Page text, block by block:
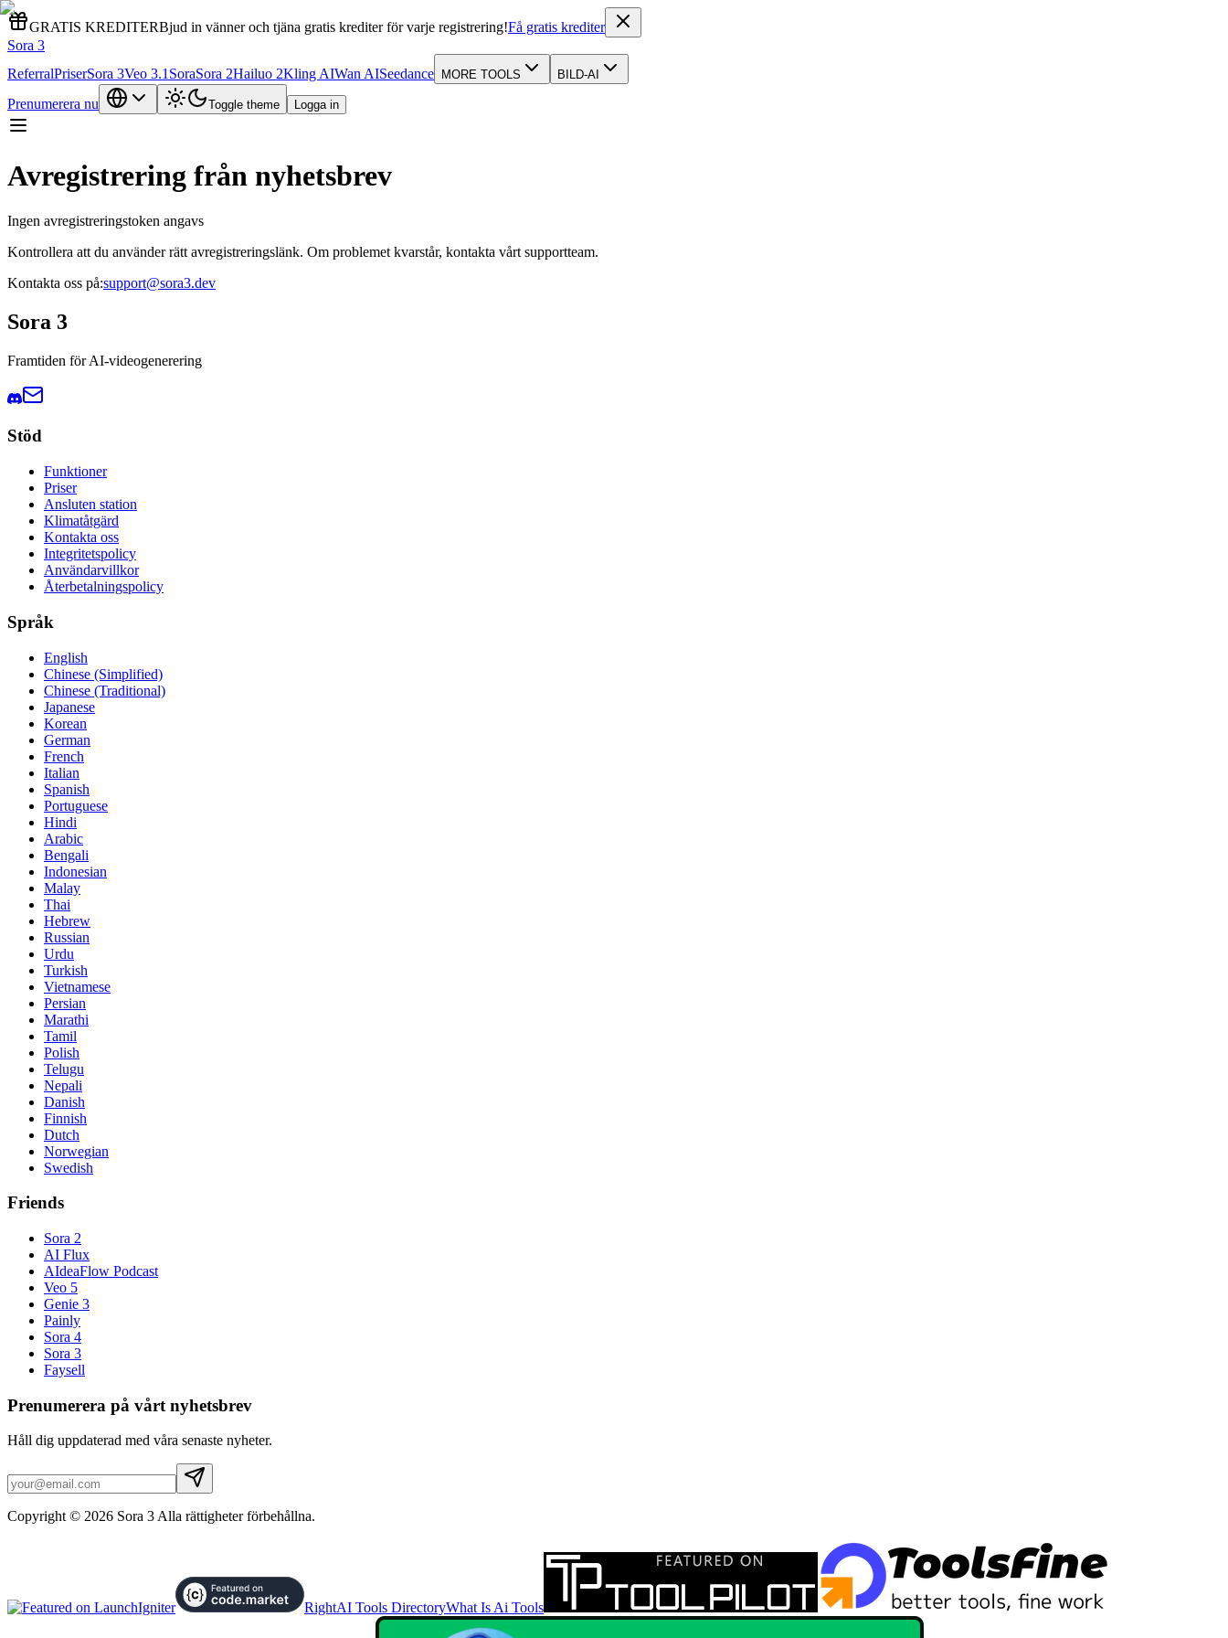
GRATIS KREDITERBjud in vänner och tjäna gratis krediter för varje registrering!Få gratis krediter
Sora 3
ReferralPriserSora 3Veo 3.1 SoraSora 2Hailuo 2Kling AIWan AISeedance MORE TOOLS BILD-AI
Prenumerera nu Toggle theme Logga in
Avregistrering från nyhetsbrev
Ingen avregistreringstoken angavs
Kontrollera att du använder rätt avregistreringslänk. Om problemet kvarstår, kontakta vårt supportteam.
Kontakta oss på:support@sora3.dev
Sora 3
Framtiden för AI-videogenerering
Stöd
Funktioner
Priser
Ansluten station
Klimatåtgärd
Kontakta oss
Integritetspolicy
Användarvillkor
Återbetalningspolicy
Språk
English
Chinese (Simplified)
Chinese (Traditional)
Japanese
Korean
German
French
Italian
Spanish
Portuguese
Hindi
Arabic
Bengali
Indonesian
Malay
Thai
Hebrew
Russian
Urdu
Turkish
Vietnamese
Persian
Marathi
Tamil
Polish
Telugu
Nepali
Danish
Finnish
Dutch
Norwegian
Swedish
Friends
Sora 2
AI Flux
AIdeaFlow Podcast
Veo 5
Genie 3
Painly
Sora 4
Sora 3
Faysell
Prenumerera på vårt nyhetsbrev
Håll dig uppdaterad med våra senaste nyheter.
Copyright © 2026 Sora 3 Alla rättigheter förbehållna.
RightAI Tools DirectoryWhat Is Ai Tools